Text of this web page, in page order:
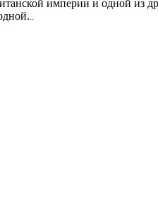
империи и одной из
..